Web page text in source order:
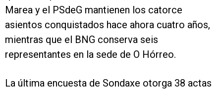
Marea y el PSdeG mantienen los catorce
asientos conquistados hace ahora cuatro años,
mientras que el BNG conserva seis
representantes en la sede de O Hórreo.
La última encuesta de Sondaxe otorga 38 actas